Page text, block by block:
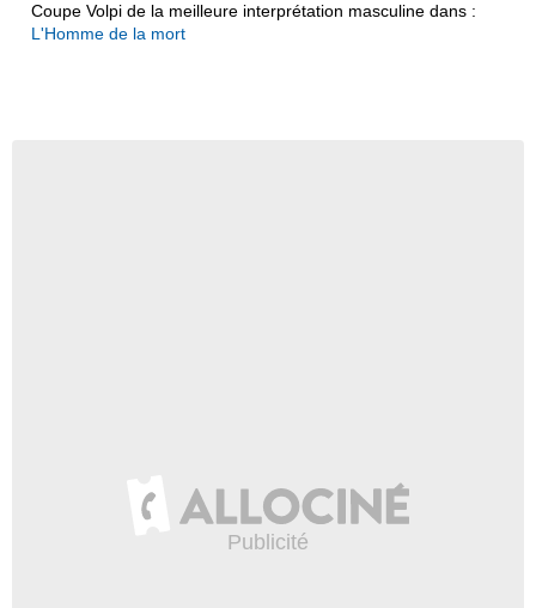
Coupe Volpi de la meilleure interprétation masculine dans :
L'Homme de la mort